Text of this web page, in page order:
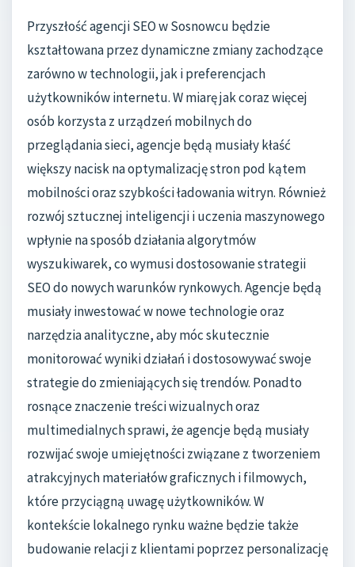
Przyszłość agencji SEO w Sosnowcu będzie
kształtowana przez dynamiczne zmiany zachodzące
zarówno w technologii, jak i preferencjach
użytkowników internetu. W miarę jak coraz więcej
osób korzysta z urządzeń mobilnych do
przeglądania sieci, agencje będą musiały kłaść
większy nacisk na optymalizację stron pod kątem
mobilności oraz szybkości ładowania witryn. Również
rozwój sztucznej inteligencji i uczenia maszynowego
wpłynie na sposób działania algorytmów
wyszukiwarek, co wymusi dostosowanie strategii
SEO do nowych warunków rynkowych. Agencje będą
musiały inwestować w nowe technologie oraz
narzędzia analityczne, aby móc skutecznie
monitorować wyniki działań i dostosowywać swoje
strategie do zmieniających się trendów. Ponadto
rosnące znaczenie treści wizualnych oraz
multimedialnych sprawi, że agencje będą musiały
rozwijać swoje umiejętności związane z tworzeniem
atrakcyjnych materiałów graficznych i filmowych,
które przyciągną uwagę użytkowników. W
kontekście lokalnego rynku ważne będzie także
budowanie relacji z klientami poprzez personalizację